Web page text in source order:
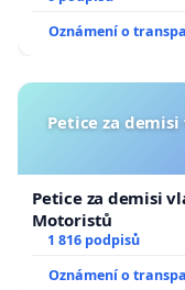
Oznámení o
Petice za demisi
Petice za demisi
Motoristů
1 816 podpisů
Oznámení o